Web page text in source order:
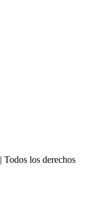
|Todos los derechos